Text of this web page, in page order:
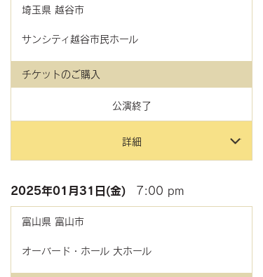
埼玉県 越谷市
サンシティ越谷市民ホール
チケットのご購入
公演終了
詳細
2025年01月31日(金) 7:00 pm
富山県 富山市
オーバード・ホール 大ホール